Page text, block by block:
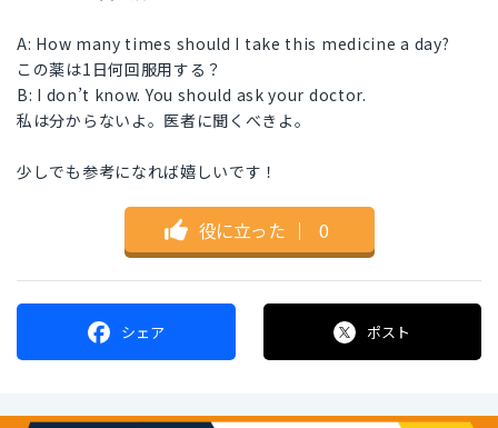
A: How many times should I take this medicine a day?
この薬は1日何回服用する？
B: I don’t know. You should ask your doctor.
私は分からないよ。医者に聞くべきよ。
少しでも参考になれば嬉しいです！
役に立った ｜ 0
シェア ポスト